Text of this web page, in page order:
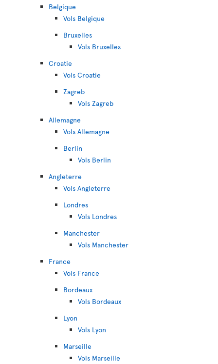
Belgique
Vols Belgique
Bruxelles
Vols Bruxelles
Croatie
Vols Croatie
Zagreb
Vols Zagreb
Allemagne
Vols Allemagne
Berlin
Vols Berlin
Angleterre
Vols Angleterre
Londres
Vols Londres
Manchester
Vols Manchester
France
Vols France
Bordeaux
Vols Bordeaux
Lyon
Vols Lyon
Marseille
Vols Marseille